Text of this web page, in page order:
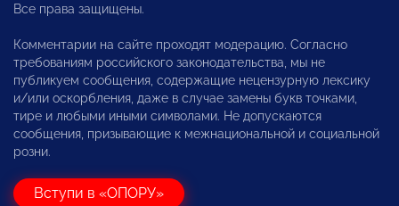
Все права защищены.
Комментарии на сайте проходят модерацию. Согласно
требованиям российского законодательства, мы не
публикуем сообщения, содержащие нецензурную лексику
и/или оскорбления, даже в случае замены букв точками,
тире и любыми иными символами. Не допускаются
сообщения, призывающие к межнациональной и социальной
розни.
Вступи в «ОПОРУ»